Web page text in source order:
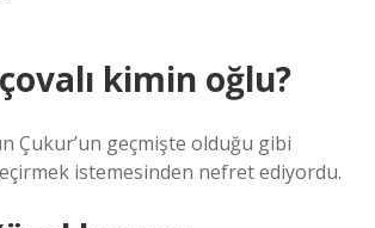
kimin oğlu?
Çukur’un geçmişte olduğu gibi
istemesinden nefret ediyordu.